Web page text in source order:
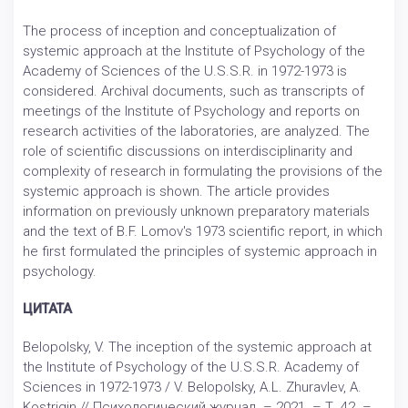
The process of inception and conceptualization of
systemic approach at the Institute of Psychology of the
Academy of Sciences of the U.S.S.R. in 1972-1973 is
considered. Archival documents, such as transcripts of
meetings of the Institute of Psychology and reports on
research activities of the laboratories, are analyzed. The
role of scientific discussions on interdisciplinarity and
complexity of research in formulating the provisions of the
systemic approach is shown. The article provides
information on previously unknown preparatory materials
and the text of B.F. Lomov's 1973 scientific report, in which
he first formulated the principles of systemic approach in
psychology.
ЦИТАТА
Belopolsky, V. The inception of the systemic approach at
the Institute of Psychology of the U.S.S.R. Academy of
Sciences in 1972-1973 / V. Belopolsky, A.L. Zhuravlev, A.